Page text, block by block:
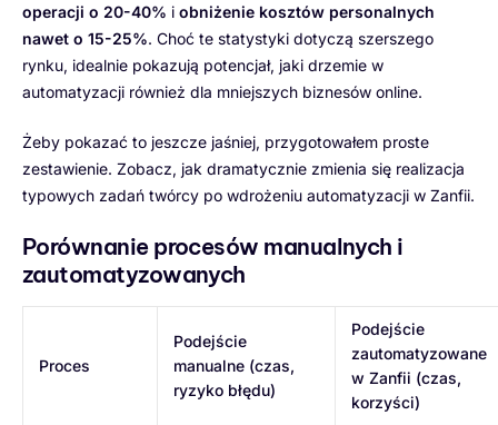
operacji o 20-40% i obniżenie kosztów personalnych
nawet o 15-25%. Choć te statystyki dotyczą szerszego
rynku, idealnie pokazują potencjał, jaki drzemie w
automatyzacji również dla mniejszych biznesów online.
Żeby pokazać to jeszcze jaśniej, przygotowałem proste
zestawienie. Zobacz, jak dramatycznie zmienia się realizacja
typowych zadań twórcy po wdrożeniu automatyzacji w Zanfii.
Porównanie procesów manualnych i
zautomatyzowanych
Proces
Podejście
manualne (czas,
ryzyko błędu)
Podejście
zautomatyzowane
w Zanfii (czas,
korzyści)